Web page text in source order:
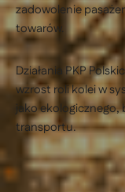
zadowolenie
towarów.
Działania PKP
wzrost roli kolei w
jako
transportu.